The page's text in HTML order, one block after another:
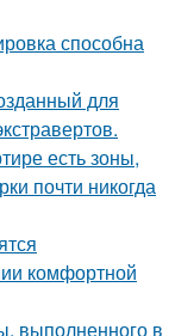
способна
для
есть зоны,
почти никогда
комфортной
выполненного в